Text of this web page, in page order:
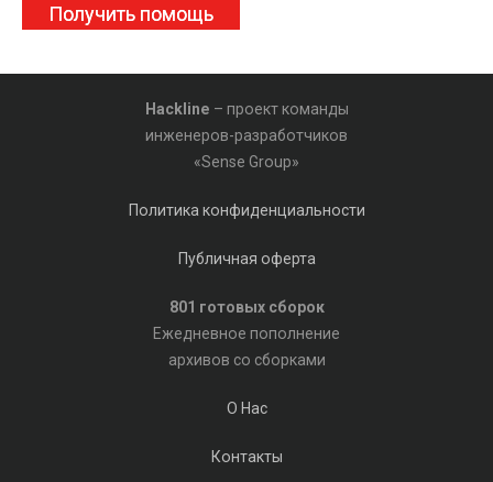
Получить помощь
Hackline – проект команды
инженеров-разработчиков
«Sense Group»
Политика конфиденциальности
Публичная оферта
801 готовых сборок
Ежедневное пополнение
архивов со сборками
О Нас
Контакты